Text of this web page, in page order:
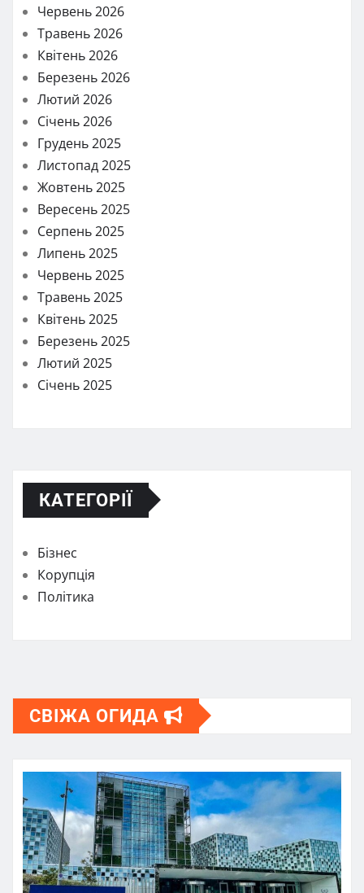
Червень 2026
Травень 2026
Квітень 2026
Березень 2026
Лютий 2026
Січень 2026
Грудень 2025
Листопад 2025
Жовтень 2025
Вересень 2025
Серпень 2025
Липень 2025
Червень 2025
Травень 2025
Квітень 2025
Березень 2025
Лютий 2025
Січень 2025
КАТЕГОРІЇ
Бізнес
Корупція
Політика
СВІЖА ОГИДА